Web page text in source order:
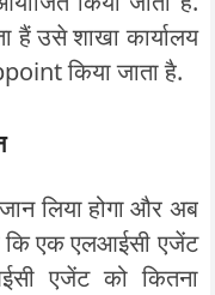
उसे शाखा कार्यालय
किया जाता है.
लिया होगा और अब
कि एक एलआईसी एजेंट
एजेंट को कितना